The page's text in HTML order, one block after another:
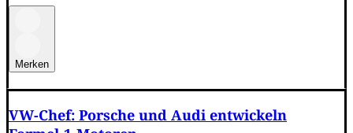
Merken
VW-Chef: Porsche und Audi entwickeln